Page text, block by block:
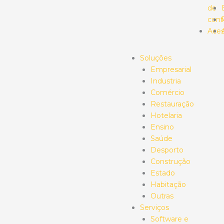
de
Soluções
Empresarial
Industria
Comércio
Restauração
Hotelaria
Ensino
Saúde
Desporto
Construção
Estado
Habitação
Outras
Serviços
Software e